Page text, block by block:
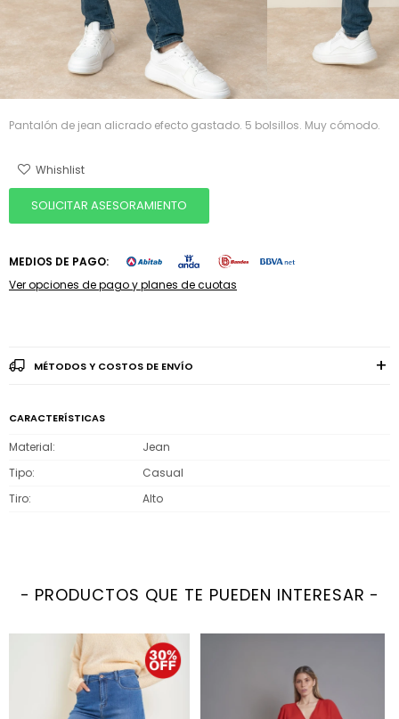
Pantalón de jean alicrado efecto gastado. 5 bolsillos. Muy cómodo.
SOLICITAR ASESORAMIENTO
MEDIOS DE PAGO:
Ver opciones de pago y planes de cuotas
MÉTODOS Y COSTOS DE ENVÍO
CARACTERÍSTICAS
Material
Jean
Tipo
Casual
Tiro
Alto
PRODUCTOS QUE TE PUEDEN INTERESAR